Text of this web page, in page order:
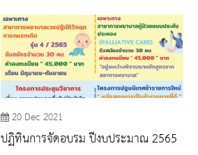
20 Dec 2021
ปฏิทินการจัดอบรม ปีงบประมาณ 2565